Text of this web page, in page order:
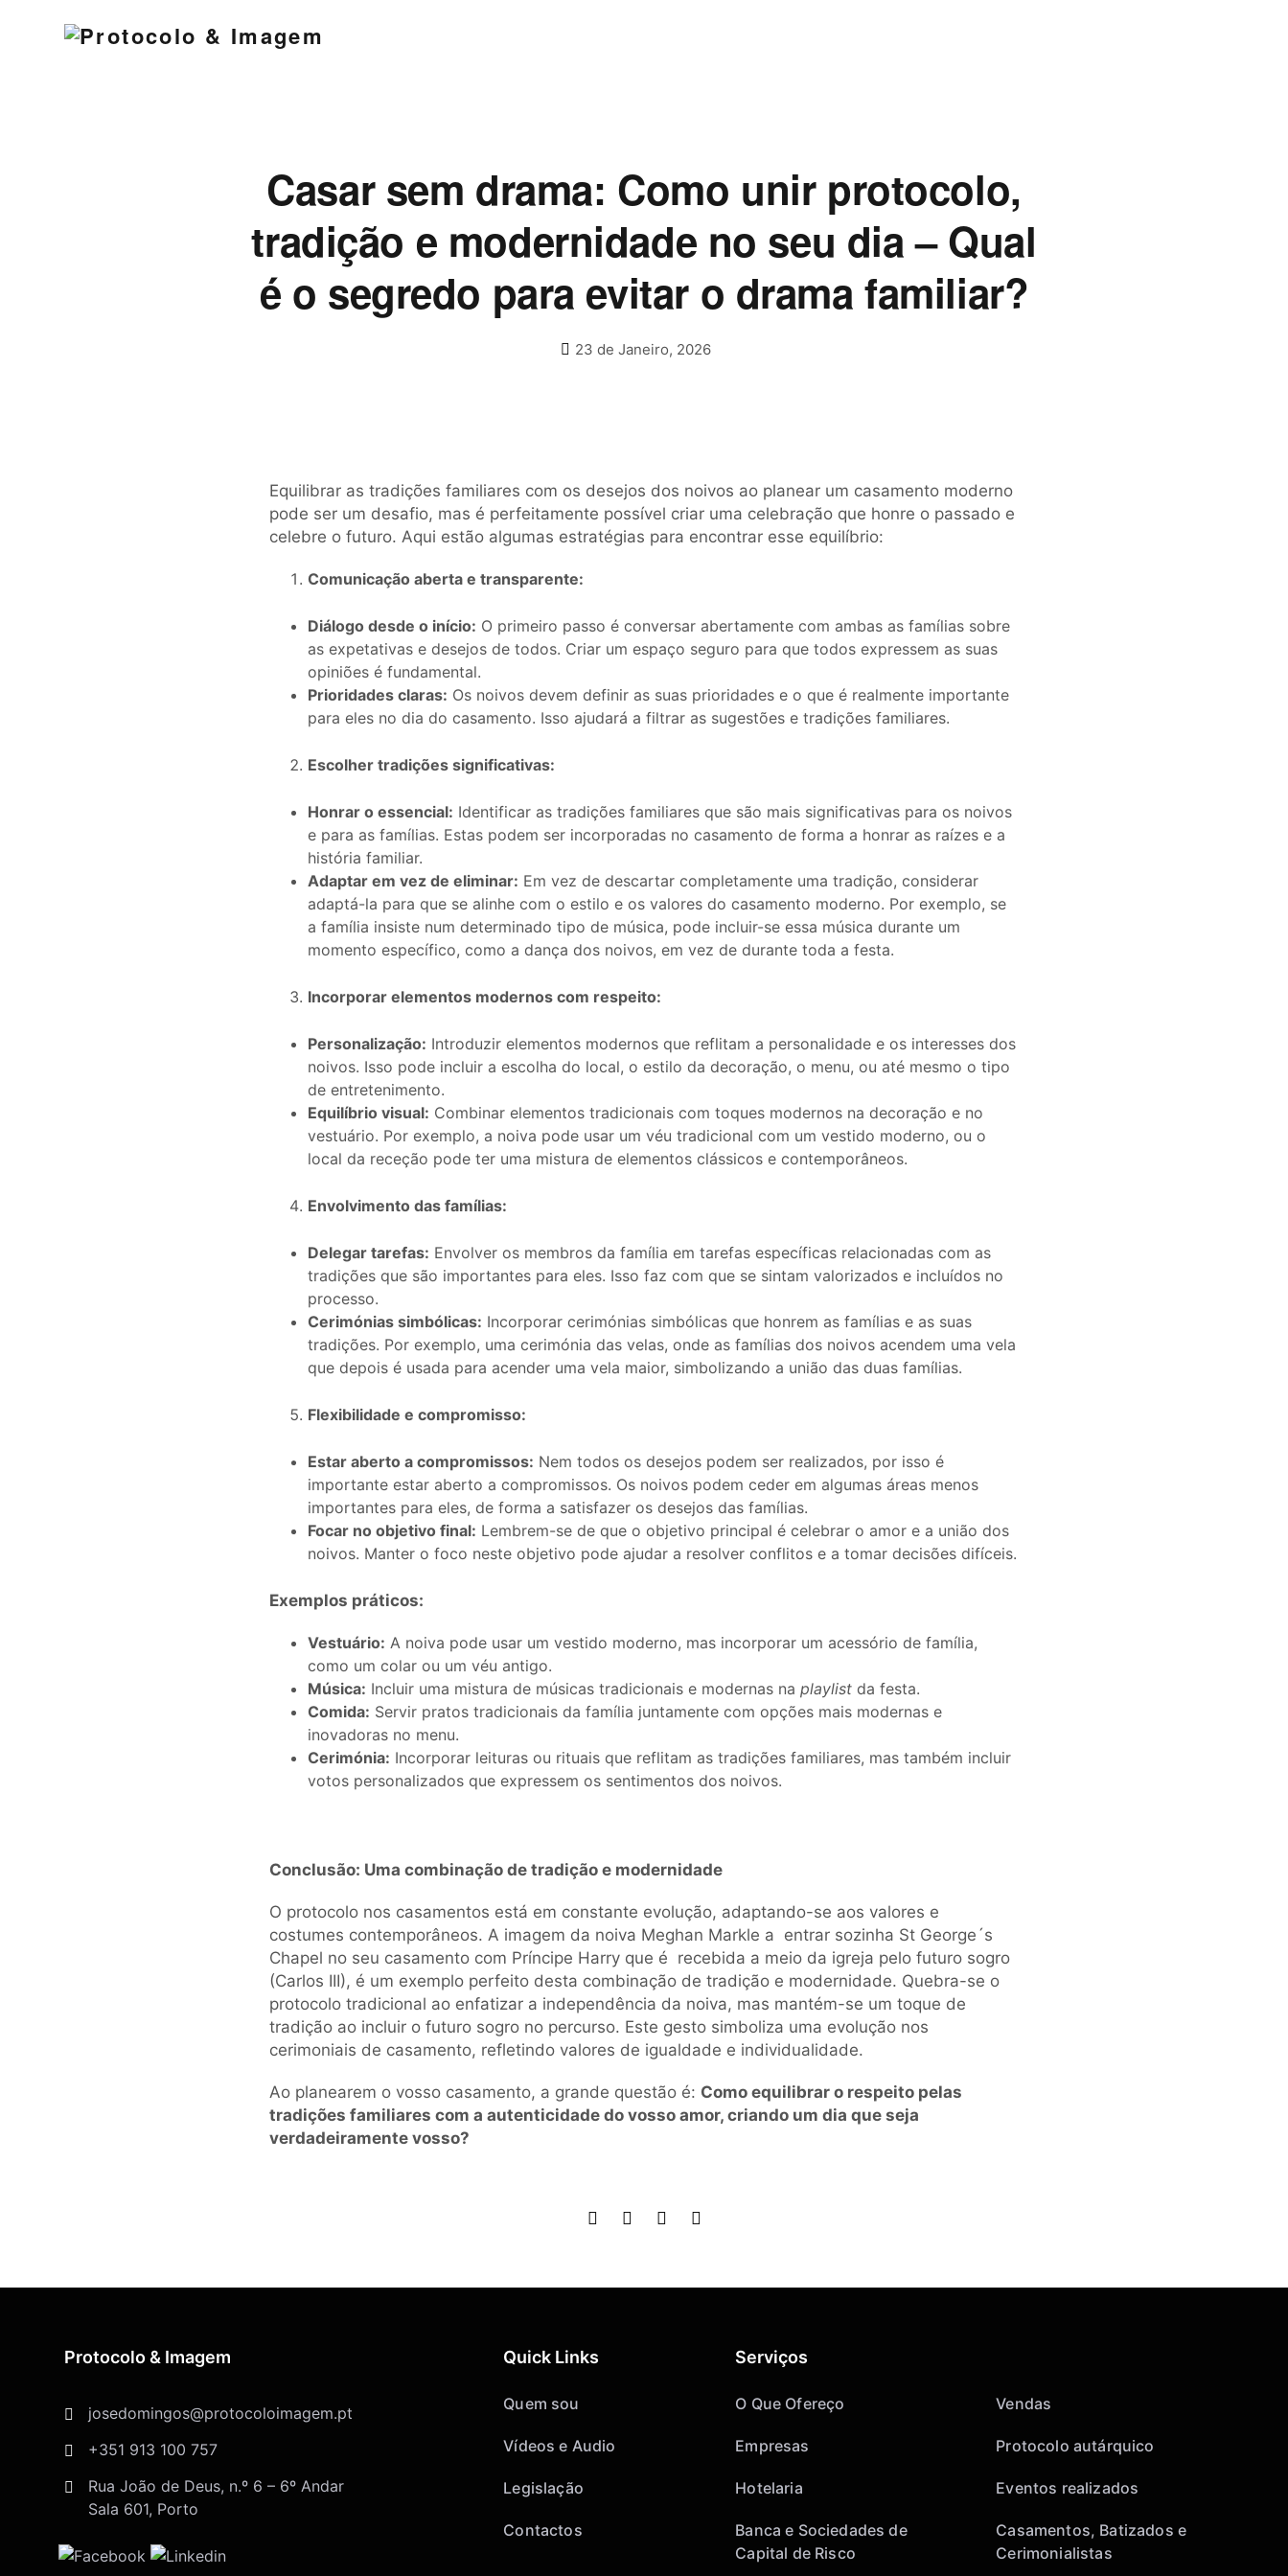
Casar sem drama: Como unir protocolo,
tradição e modernidade no seu dia – Qual
é o segredo para evitar o drama familiar?
23 de Janeiro, 2026
Equilibrar as tradições familiares com os desejos dos noivos ao planear um casamento moderno
pode ser um desafio, mas é perfeitamente possível criar uma celebração que honre o passado e
celebre o futuro. Aqui estão algumas estratégias para encontrar esse equilíbrio:
Comunicação aberta e transparente:
Diálogo desde o início: O primeiro passo é conversar abertamente com ambas as famílias sobre
as expetativas e desejos de todos. Criar um espaço seguro para que todos expressem as suas
opiniões é fundamental.
Prioridades claras: Os noivos devem definir as suas prioridades e o que é realmente importante
para eles no dia do casamento. Isso ajudará a filtrar as sugestões e tradições familiares.
Escolher tradições significativas:
Honrar o essencial: Identificar as tradições familiares que são mais significativas para os noivos
e para as famílias. Estas podem ser incorporadas no casamento de forma a honrar as raízes e a
história familiar.
Adaptar em vez de eliminar: Em vez de descartar completamente uma tradição, considerar
adaptá-la para que se alinhe com o estilo e os valores do casamento moderno. Por exemplo, se
a família insiste num determinado tipo de música, pode incluir-se essa música durante um
momento específico, como a dança dos noivos, em vez de durante toda a festa.
Incorporar elementos modernos com respeito:
Personalização: Introduzir elementos modernos que reflitam a personalidade e os interesses dos
noivos. Isso pode incluir a escolha do local, o estilo da decoração, o menu, ou até mesmo o tipo
de entretenimento.
Equilíbrio visual: Combinar elementos tradicionais com toques modernos na decoração e no
vestuário. Por exemplo, a noiva pode usar um véu tradicional com um vestido moderno, ou o
local da receção pode ter uma mistura de elementos clássicos e contemporâneos.
Envolvimento das famílias:
Delegar tarefas: Envolver os membros da família em tarefas específicas relacionadas com as
tradições que são importantes para eles. Isso faz com que se sintam valorizados e incluídos no
processo.
Cerimónias simbólicas: Incorporar cerimónias simbólicas que honrem as famílias e as suas
tradições. Por exemplo, uma cerimónia das velas, onde as famílias dos noivos acendem uma vela
que depois é usada para acender uma vela maior, simbolizando a união das duas famílias.
Flexibilidade e compromisso:
Estar aberto a compromissos: Nem todos os desejos podem ser realizados, por isso é
importante estar aberto a compromissos. Os noivos podem ceder em algumas áreas menos
importantes para eles, de forma a satisfazer os desejos das famílias.
Focar no objetivo final: Lembrem-se de que o objetivo principal é celebrar o amor e a união dos
noivos. Manter o foco neste objetivo pode ajudar a resolver conflitos e a tomar decisões difíceis.
Exemplos práticos:
Vestuário: A noiva pode usar um vestido moderno, mas incorporar um acessório de família,
como um colar ou um véu antigo.
Música: Incluir uma mistura de músicas tradicionais e modernas naplaylist da festa.
Comida: Servir pratos tradicionais da família juntamente com opções mais modernas e
inovadoras no menu.
Cerimónia: Incorporar leituras ou rituais que reflitam as tradições familiares, mas também incluir
votos personalizados que expressem os sentimentos dos noivos.
Conclusão: Uma combinação de tradição e modernidade
O protocolo nos casamentos está em constante evolução, adaptando-se aos valores e
costumes contemporâneos. A imagem da noiva Meghan Markle a entrar sozinha St George´s
Chapel no seu casamento com Príncipe Harry que é recebida a meio da igreja pelo futuro sogro
(Carlos III), é um exemplo perfeito desta combinação de tradição e modernidade. Quebra-se o
protocolo tradicional ao enfatizar a independência da noiva, mas mantém-se um toque de
tradição ao incluir o futuro sogro no percurso. Este gesto simboliza uma evolução nos
cerimoniais de casamento, refletindo valores de igualdade e individualidade.
Ao planearem o vosso casamento, a grande questão é: Como equilibrar o respeito pelas
tradições familiares com a autenticidade do vosso amor, criando um dia que seja
verdadeiramente vosso?
Protocolo & Imagem
josedomingos@protocoloimagem.pt
+351 913 100 757
Rua João de Deus, n.º 6 – 6º Andar
Sala 601, Porto
Quick Links
Quem sou
Vídeos e Audio
Legislação
Contactos
Serviços
O Que Ofereço
Empresas
Hotelaria
Banca e Sociedades de
Capital de Risco
Vendas
Protocolo autárquico
Eventos realizados
Casamentos, Batizados e
Cerimonialistas